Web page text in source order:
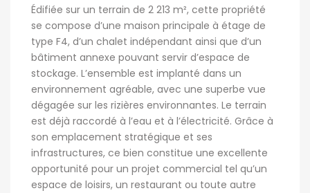
Édifiée sur un terrain de 2 213 m², cette propriété
se compose d’une maison principale à étage de
type F4, d’un chalet indépendant ainsi que d’un
bâtiment annexe pouvant servir d’espace de
stockage. L’ensemble est implanté dans un
environnement agréable, avec une superbe vue
dégagée sur les rizières environnantes. Le terrain
est déjà raccordé à l’eau et à l’électricité. Grâce à
son emplacement stratégique et ses
infrastructures, ce bien constitue une excellente
opportunité pour un projet commercial tel qu’un
espace de loisirs, un restaurant ou toute autre